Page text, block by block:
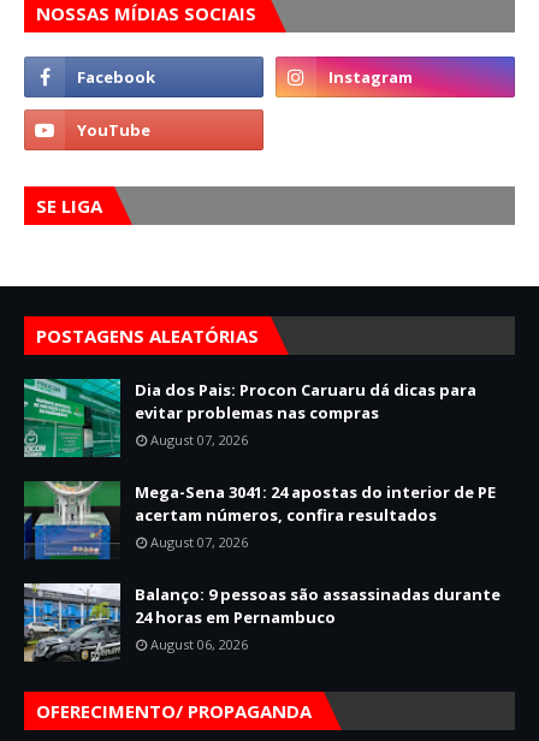
NOSSAS MÍDIAS SOCIAIS
SE LIGA
POSTAGENS ALEATÓRIAS
Dia dos Pais: Procon Caruaru dá dicas para
evitar problemas nas compras
August 07, 2026
Mega-Sena 3041: 24 apostas do interior de PE
acertam números, confira resultados
August 07, 2026
Balanço: 9 pessoas são assassinadas durante
24 horas em Pernambuco
August 06, 2026
OFERECIMENTO/ PROPAGANDA